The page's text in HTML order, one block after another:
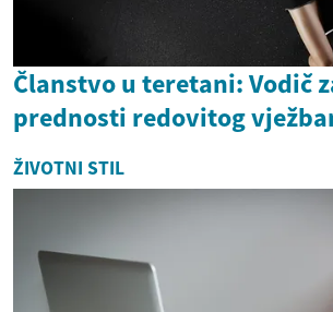
Članstvo u teretani: Vodič
prednosti redovitog
ŽIVOTNI STIL